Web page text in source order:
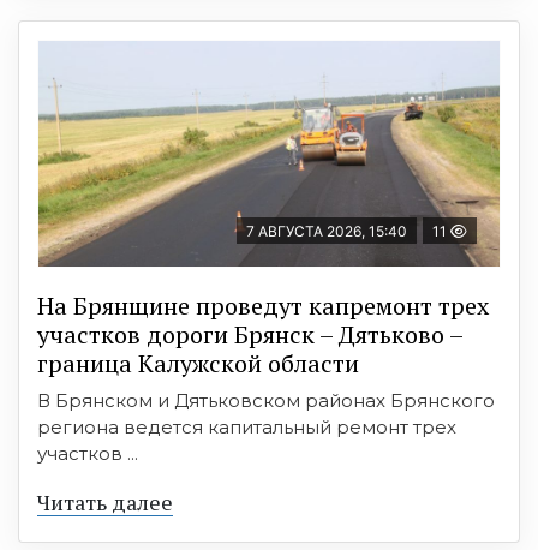
7 АВГУСТА 2026, 15:40 11
На Брянщине проведут капремонт трех
участков дороги Брянск – Дятьково –
граница Калужской области
В Брянском и Дятьковском районах Брянского
региона ведется капитальный ремонт трех
участков ...
Читать далее